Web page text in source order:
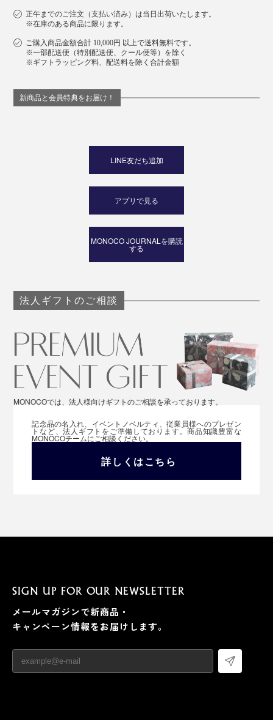
正午までのご注文（支払い済み）は当日出荷いたします。
※在庫のある商品に限ります。
ご購入商品金額合計 10,000円 以上で送料無料です。
※一部配送便（特別配送便、クール便等）を除く
※ギフトラッピング料、配送料を除く合計金額
新商品と会員特典をお届け！
LINE友だち追加
アプリで見る
MONOCO JOURNALを購読
する
法人ギフトのご相談
MONOCOでは、法人様向けギフトのご相談を承っております。
記念品の名入れ、イベントノベルティ、従業員様へのプレゼン
トなど、法人ギフトをご準備しております。商品知識豊富な
MONOCOチームにご相談ください。
詳しくはこちら
SIGN UP FOR OUR NEWSLETTER
メールマガジンで新商品・
キャンペーン情報をお届けします。